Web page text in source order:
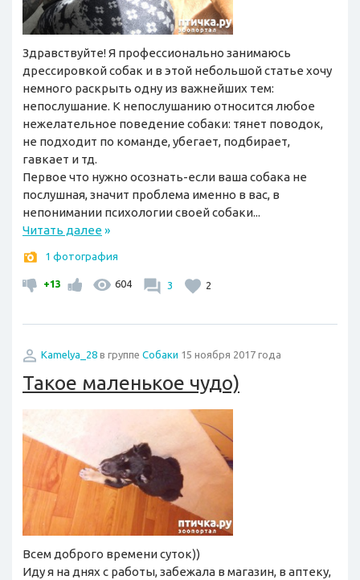
Здравствуйте! Я профессионально занимаюсь
дрессировкой собак и в этой небольшой статье хочу
немного раскрыть одну из важнейших тем:
непослушание. К непослушанию относится любое
нежелательное поведение собаки: тянет поводок,
не подходит по команде, убегает, подбирает,
гавкает и тд.
Первое что нужно осознать-если ваша собака не
послушная, значит проблема именно в вас, в
непонимании психологии своей собаки...
Читать далее»
1 фотография
+13 604 3 2
Kamelya_28 в группе Собаки 15 ноября 2017 года
Такое маленькое чудо)
Всем доброго времени суток))
Иду я на днях с работы, забежала в магазин, в аптеку,